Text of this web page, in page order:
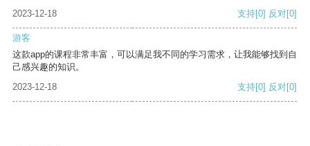
2023-12-18
支持[0] 反对[0]
游客
这款app的课程非常丰富，可以满足我不同的学习需求，让我能够找到自
己感兴趣的知识。
2023-12-18
支持[0] 反对[0]